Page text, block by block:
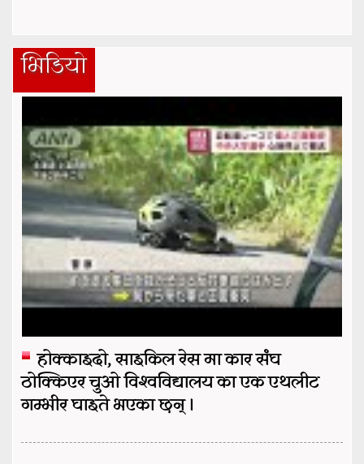
भिडियो
होक्काइदो, साइकिल रेस मा कार संघ
ठोक्किएर चुओ विश्वविद्यालय का एक एथलीट
गम्भीर घाइते भएका छन् ।